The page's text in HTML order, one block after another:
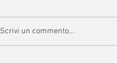
Scrivi un commento...